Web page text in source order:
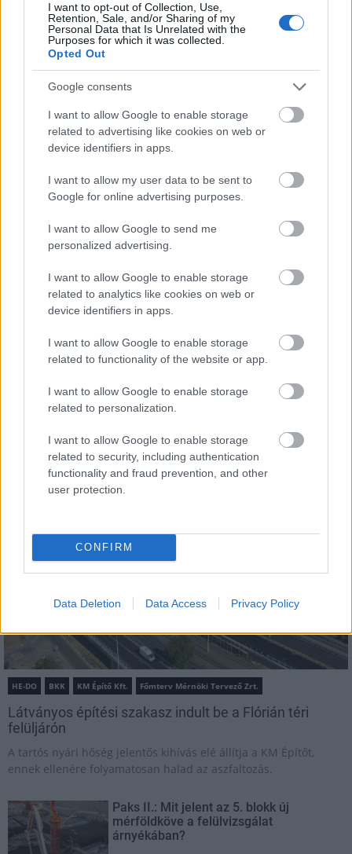
I want to opt-out of Collection, Use,
Retention, Sale, and/or Sharing of my
Personal Data that Is Unrelated with the
Purposes for which it was collected.
Opted Out
Google consents
I want to allow Google to enable storage
related to advertising like cookies on web or
device identifiers in apps.
I want to allow my user data to be sent to
Google for online advertising purposes.
I want to allow Google to send me
personalized advertising.
I want to allow Google to enable storage
related to analytics like cookies on web or
device identifiers in apps.
I want to allow Google to enable storage
related to functionality of the website or app.
I want to allow Google to enable storage
related to personalization.
I want to allow Google to enable storage
related to security, including authentication
functionality and fraud prevention, and other
user protection.
CONFIRM
Data Deletion Data Access Privacy Policy
Aktuális Gedeon Birtok Borászat
AJÁNLJUK MÉG
MAGYAR ÉPÍTŐK
HE-DO BKK KM Építő Kft. Főmterv Mérnöki Tervező Zrt.
Látványos építési szakasz indult be a Flórián téri
felüljárón
A tartós nyári hőség jelentős kihívás elé állítja a KM Építőt,
ennek ellenére folyamatosan halad az aszfaltozás.
Paks II.: Mit jelent az 5. blokk új
mérföldköve a felülvizsgálat
árnyékában?